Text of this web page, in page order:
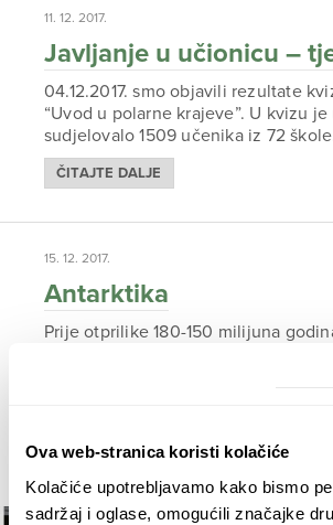
Ova web-stranica koristi kolačiće
Kolačiće upotrebljavamo kako bismo
sadržaj i oglase, omogućili značajke
11. 12. 2017.
Javljanje u učionicu –
04.12.2017. smo objavili rezultate
“Uvod u polarne krajeve”. U kvizu
sudjelovalo 1509 učenika iz 72
ČITAJTE DALJE
15. 12. 2017.
Antarktika
Prije otprilike 180-150 milijuna
počela raspadati odvajanjem Afrike
Amerike. Zatim su se odvojili
ČITAJTE DALJE